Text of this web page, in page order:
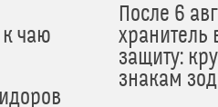
чаю
После 6
хранитель
защиту:
знакам